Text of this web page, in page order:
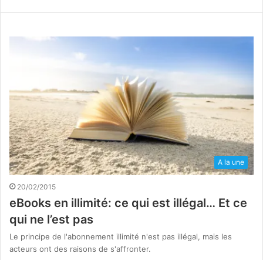
A la une
20/02/2015
eBooks en illimité: ce qui est illégal… Et ce
qui ne l’est pas
Le principe de l'abonnement illimité n'est pas illégal, mais les
acteurs ont des raisons de s'affronter.